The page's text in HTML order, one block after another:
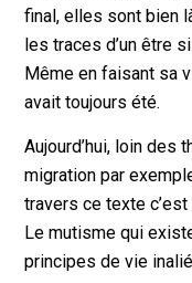
final, elles sont bien
les traces d’un être
Même en faisant sa
avait toujours été.
Aujourd’hui, loin des
migration par
travers ce texte
Le mutisme qui
principes de vie